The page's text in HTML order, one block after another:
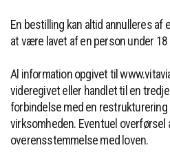
En bestilling kan altid annulleres
at være lavet af en person under 18
Al information opgivet til
videregivet eller handlet til en
forbindelse med en restrukturering
virksomheden. Eventuel overførsel
overensstemmelse med loven.